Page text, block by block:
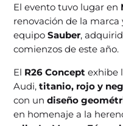
El evento tuvo lugar en
renovación de la
equipoSauber,
comienzos de este año.
El R26 Concept exhibe
Audi,titanio, rojo y
con undiseño
en homenaje a la